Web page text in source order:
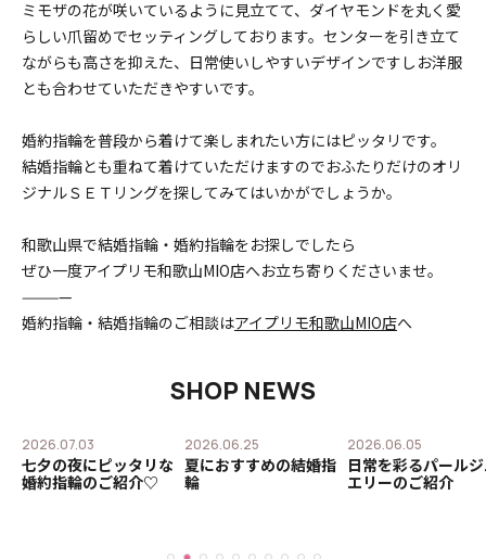
ミモザの花が咲いているように見立てて、ダイヤモンドを丸く愛
らしい爪留めでセッティングしております。センターを引き立て
ながらも高さを抑えた、日常使いしやすいデザインですしお洋服
とも合わせていただきやすいです。
婚約指輪を普段から着けて楽しまれたい方にはピッタリです。
結婚指輪とも重ねて着けていただけますのでおふたりだけのオリ
ジナルＳＥＴリングを探してみてはいかがでしょうか。
和歌山県で結婚指輪・婚約指輪をお探しでしたら
ぜひ一度アイプリモ和歌山MIO店へお立ち寄りくださいませ。
————
婚約指輪・結婚指輪のご相談はアイプリモ和歌山MIO店へ
SHOP NEWS
2026.07.03
七夕の夜にピッタリな
婚約指輪のご紹介♡
2026.06.25
夏におすすめの結婚指
輪
2026.06.05
日常を彩るパール
エリーのご紹介